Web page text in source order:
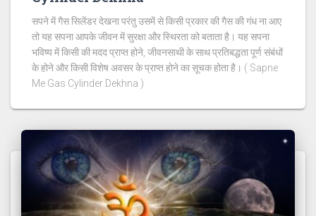
सपने में गैस सिलेंडर देखना परंतु उसमें से किसी प्रकार की गैस की गंध ना आए
तो यह सपना आपके जीवन में सुरक्षा और स्थिरता को बताता है। यह सपना
भविष्य में किसी की मदद प्राप्त होने, जीवनसाथी के साथ प्रतिबद्धता पूर्ण संबंधों
के होने और किसी विशेष अवसर के प्राप्त होने का सूचक होता है। ( Sapne
Me Gas Cylinder Dekhna )